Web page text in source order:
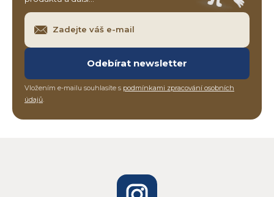
Odebírat newsletter
Vložením e-mailu souhlasíte s podmínkami zpracování osobních
údajů